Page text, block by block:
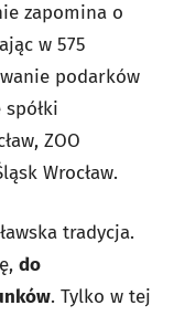
zapomina o
w 575
podarków
ZOO
Wrocław.
tradycja.
do
. Tylko w tej